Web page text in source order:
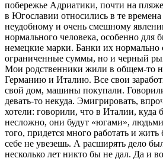
побережье Адриатики, почти на
в Югославии относились в те
неудобному и очень смешному
нормального человека, особенно для
немецкие марки. Банки их нормально
ограниченные суммы, но и черный
Мои родственники жили в общем-то
Германию и Италию. Все свои
свой дом, машины покупали.
девать-то некуда. Эмигрировать,
хотели: говорили, что в Италии, куда
несложно, они будут «югами»,
того, придется много работать и
себе не увезешь. А расширять дело
несколько лет никто бы не дал. Да и